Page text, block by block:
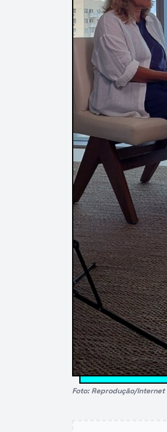
Foto: Reprodução/Internet